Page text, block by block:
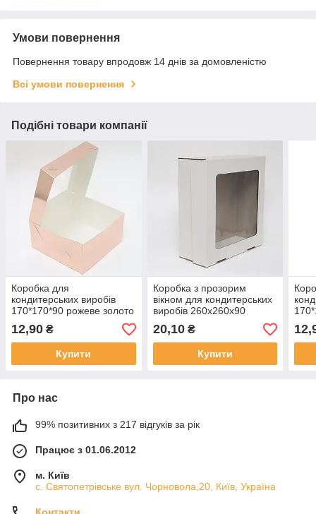
Умови повернення
Повернення товару впродовж 14 днів за домовленістю
Всі умови повернення
Подібні товари компанії
Коробка для
кондитерських виробів
170*170*90 рожеве золото
12,90 ₴
Купити
Коробка з прозорим
вікном для кондитерських
виробів 260х260х90
20,10₴
Купити
Про нас
99% позитивних з 217 відгуків за рік
Працює з 01.06.2012
м. Київ
с. Святопетрівське вул. Чорновола,20, Київ, Україна